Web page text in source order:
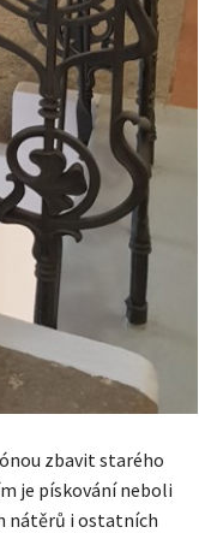
zbavit starého
je pískování neboli
nátěrů i ostatních